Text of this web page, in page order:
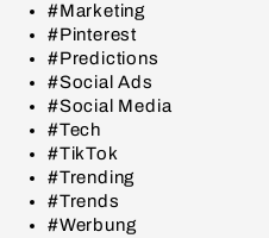
#Marketing
#Pinterest
#Predictions
#Social Ads
#Social Media
#Tech
#TikTok
#Trending
#Trends
#Werbung